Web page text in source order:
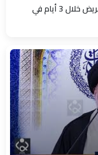
من جميع العراق.. استقبال 1000 مريض خلال 3 أيام في